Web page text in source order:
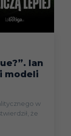
Ian
modeli
w
że